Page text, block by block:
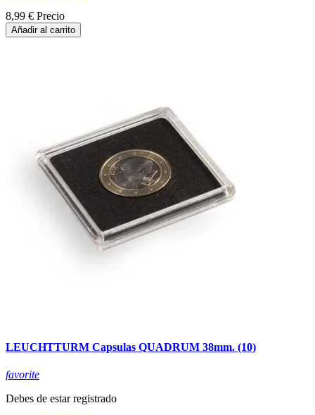
8,99 € Precio
Añadir al carrito
LEUCHTTURM Capsulas QUADRUM 38mm. (10)
favorite
Debes de estar registrado